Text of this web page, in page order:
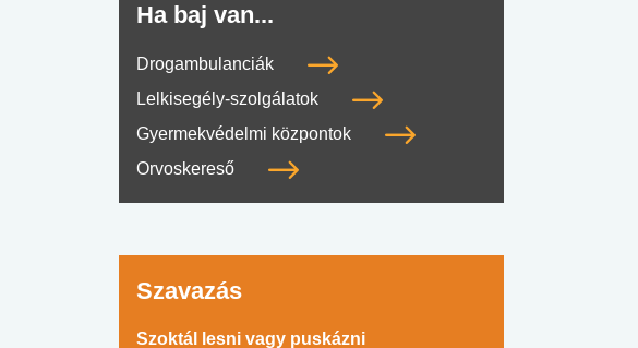
Ha baj van...
Drogambulanciák
Lelkisegély-szolgálatok
Gyermekvédelmi központok
Orvoskereső
Szavazás
Szoktál lesni vagy puskázni